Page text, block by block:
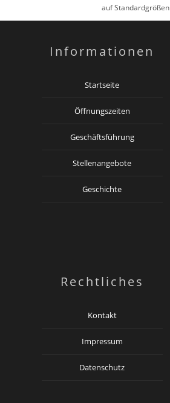
auf Standardgrößen
Informationen
Startseite
Öffnungszeiten
Geschäftsführung
Stellenangebote
Geschichte
Rechtliches
Kontakt
Impressum
Datenschutz